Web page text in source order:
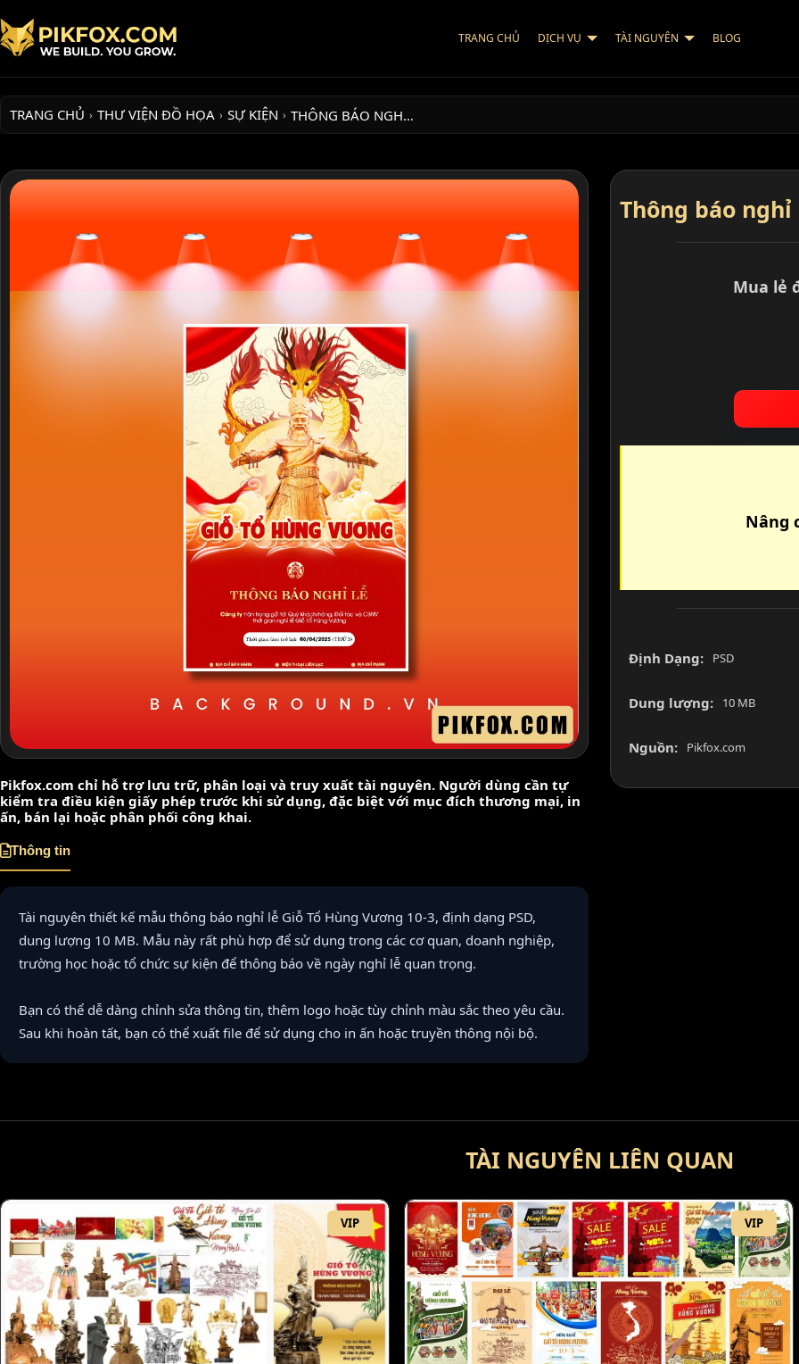
TRANG CHỦ DỊCH VỤ TÀI NGUYÊN BLOG
TRANG CHỦ › THƯ VIỆN ĐỒ HỌA › SỰ KIỆN › THÔNG BÁO NGH…
Pikfox.com chỉ hỗ trợ lưu trữ, phân loại và truy xuất tài nguyên. Người dùng cần tự
kiểm tra điều kiện giấy phép trước khi sử dụng, đặc biệt với mục đích thương mại, in
ấn, bán lại hoặc phân phối công khai.
Thông tin
Tài nguyên thiết kế mẫu thông báo nghỉ lễ Giỗ Tổ Hùng Vương 10-3, định dạng PSD,
dung lượng 10 MB. Mẫu này rất phù hợp để sử dụng trong các cơ quan, doanh nghiệp,
trường học hoặc tổ chức sự kiện để thông báo về ngày nghỉ lễ quan trọng.
Bạn có thể dễ dàng chỉnh sửa thông tin, thêm logo hoặc tùy chỉnh màu sắc theo yêu cầu.
Sau khi hoàn tất, bạn có thể xuất file để sử dụng cho in ấn hoặc truyền thông nội bộ.
Thông báo nghỉ
Mua lẻ
Nâng
Định Dạng: PSD
Dung lượng: 10 MB
Nguồn: Pikfox.com
TÀI NGUYÊN LIÊN QUAN
VIP VIP